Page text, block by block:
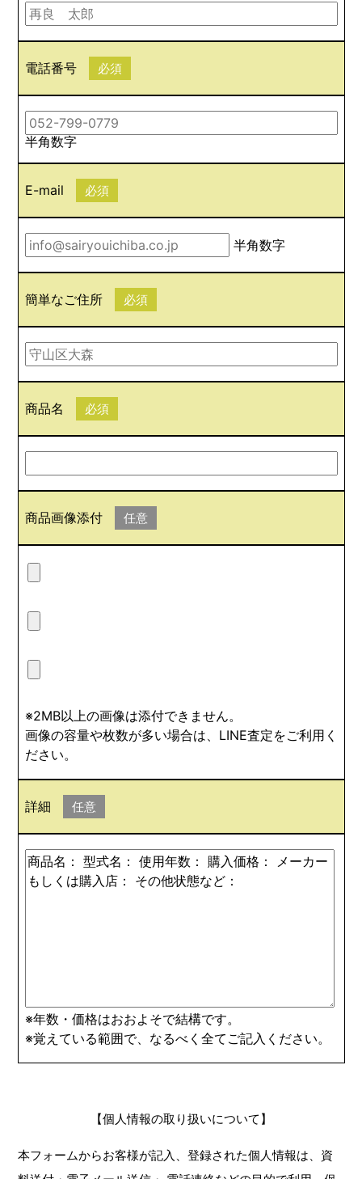
電話番号 必須
半角数字
E-mail 必須
半角数字
簡単なご住所 必須
商品名 必須
商品画像添付 任意
※2MB以上の画像は添付できません。
画像の容量や枚数が多い場合は、LINE査定をご利用く
ださい。
詳細 任意
※年数・価格はおおよそで結構です。
※覚えている範囲で、なるべく全てご記入ください。
【個人情報の取り扱いについて】
本フォームからお客様が記入、登録された個人情報は、資